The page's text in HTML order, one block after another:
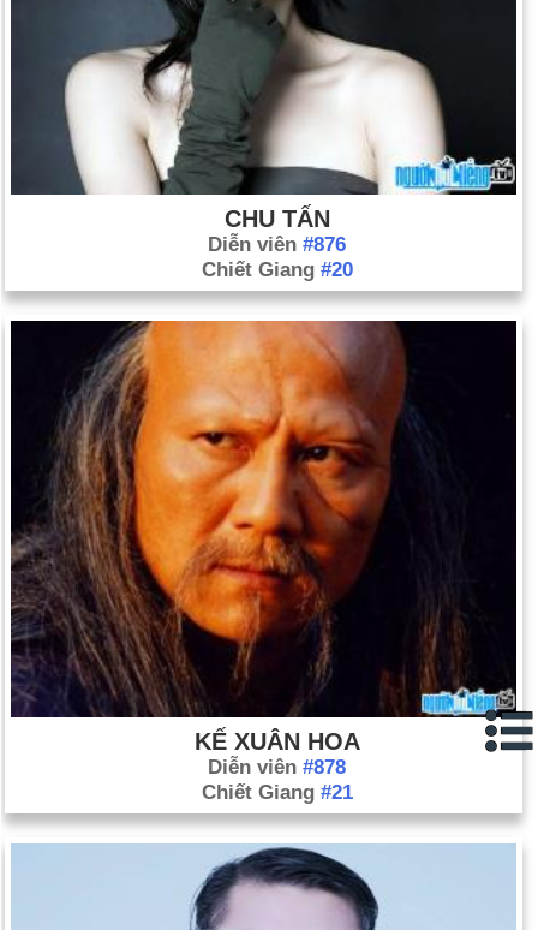
CHU TẤN
Diễn viên #876
Chiết Giang #20
KẾ XUÂN HOA
Diễn viên #878
Chiết Giang #21